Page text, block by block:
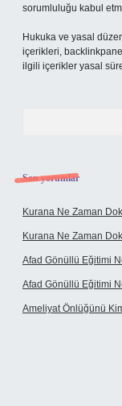
sorumluluğu kabul
Hukuka ve yasal
içerikleri,
ilgili içerikler yasal
Son yorumlar
Kurana Ne Zaman
Kurana Ne Zaman
Afad Gönüllü Eğitimi
Afad Gönüllü Eğitimi
Ameliyat Önlüğünü